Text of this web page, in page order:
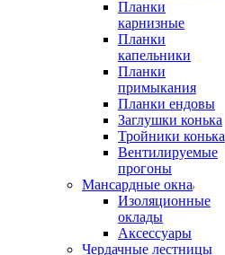
Планки
карнизные
Планки
капельники
Планки
примыкания
Планки ендовы
Заглушки конька
Тройники конька
Вентилируемые
прогоны
Мансардные окна
Изоляционные
оклады
Аксессуары
Чердачные лестницы